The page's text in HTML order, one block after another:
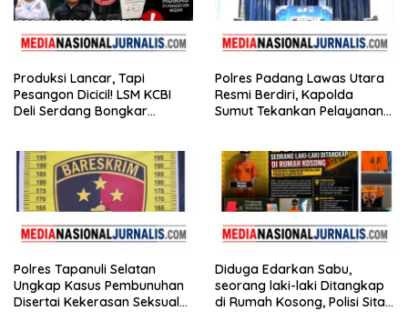
Produksi Lancar, Tapi
Pesangon Dicicil! LSM KCBI
Deli Serdang Bongkar
Polres Padang Lawas Utara
Resmi Berdiri, Kapolda
Sumut Tekankan Pelayanan
Polres Tapanuli Selatan
Ungkap Kasus Pembunuhan
Disertai Kekerasan Seksual
Diduga Edarkan Sabu,
seorang laki-laki Ditangkap
di Rumah Kosong, Polisi Sita